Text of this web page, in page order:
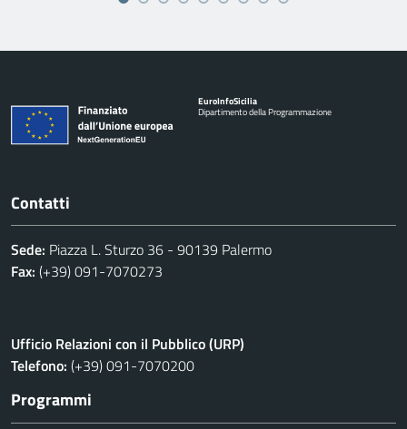
EuroInfoSicilia
Dipartimento della Programmazione
Contatti
Sede: Piazza L. Sturzo 36 - 90139 Palermo
Fax: (+39) 091-7070273
Ufficio Relazioni con il Pubblico (URP)
Telefono: (+39) 091-7070200
Programmi